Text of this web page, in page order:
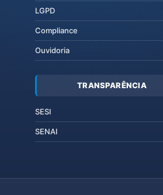
LGPD
Compliance
Ouvidoria
TRANSPARÊNCIA
SESI
SENAI